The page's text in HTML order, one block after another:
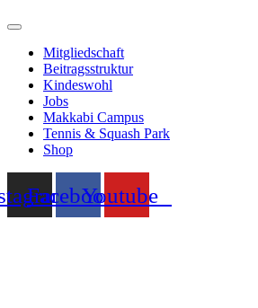
Mitgliedschaft
Beitragsstruktur
Kindeswohl
Jobs
Makkabi Campus
Tennis & Squash Park
Shop
FacebookYoutube